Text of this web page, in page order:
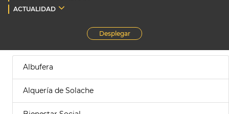
ACTUALIDAD
Desplegar
Albufera
Alquería de Solache